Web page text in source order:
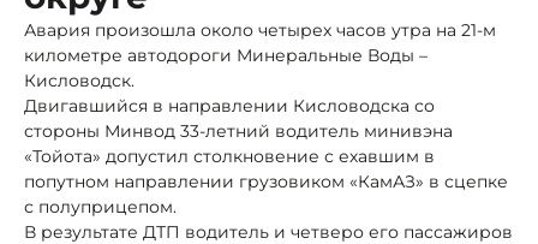
Авария произошла около четырех часов утра на 21-м
километре автодороги Минеральные Воды –
Кисловодск.
Двигавшийся в направлении Кисловодска со
стороны Минвод 33-летний водитель минивэна
«Тойота» допустил столкновение с ехавшим в
попутном направлении грузовиком «КамАЗ» в сцепке
с полуприцепом.
В результате ДТП водитель и четверо его пассажиров